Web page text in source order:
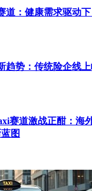
道：健康需求驱动
趋势：传统险企线
赛道激战正酣：海
图